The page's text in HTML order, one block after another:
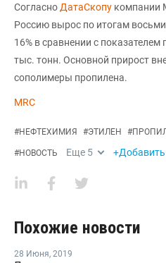
Согласно ДатаСкопу компании
Россию вырос по итогам
16% в сравнении с показателем
тыс. тонн. Основной прирост
сополимеры пропилена.
MRC
#НЕФТЕХИМИЯ #ЭТИЛЕН #
#НОВОСТЬ Еще 5 +Добавить
Похожие новости
28 Июня, 2019